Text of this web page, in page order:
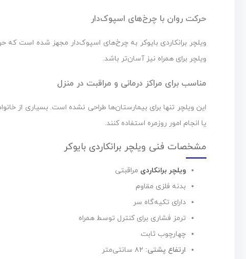
حرکت روان با چرخ‌های اسپوک‌دار
ویلچر برانکاردی بایوکر به چرخ‌های اسپوک‌دار مجهز شده است
ویلچر برای همراه نیز آسان‌تر باشد.
مناسب برای مراکز درمانی و مراقبت در منزل
این ویلچر تنها برای بیمارستان‌ها طراحی نشده است. بسیاری از
یا انجام امور روزمره استفاده کنند.
مشخصات فنی ویلچر برانکاردی بایوکر
ویلچر برانکاردی مراقبتی
بدنه فلزی مقاوم
دارای تکیه‌گاه سر
ترمز فشاری برای کنترل توسط همراه
چهارچوب ثابت
ارتفاع پشتی: